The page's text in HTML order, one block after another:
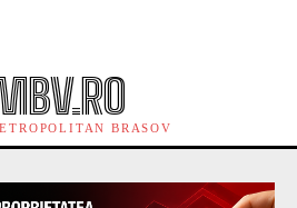
BRASOV